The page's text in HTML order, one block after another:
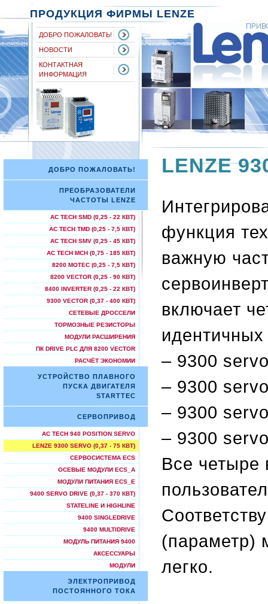
ПРОДУКЦИЯ ФИРМЫ LENZE
ДОБРО ПОЖАЛОВАТЬ!
НОВОСТИ
КОНТАКТНАЯ
ИНФОРМАЦИЯ
ДОБРО ПОЖАЛОВАТЬ!
ПРЕОБРАЗОВАТЕЛИ
ЧАСТОТЫ LENZE
AC TECH SMD (0,25 - 22 КВТ)
AC TECH TMD (0,25 - 7,5 КВТ)
AC TECH SMV (0,25 - 45 КВТ)
AC TECH МСН (0,75 - 185 КВТ)
8200 MOTEC (0,25 - 7,5 КВТ)
8200 VECTOR (0,25 - 90 КВТ)
8400 INVERTER (0,25 - 22 КВТ)
9300 VECTOR (0,37 - 400 КВТ)
СЕТЕВЫЕ ДРОССЕЛИ
ТОРМОЗНЫЕ РЕЗИСТОРЫ
МОДУЛИ РАСШИРЕНИЯ
ПК DRIVE PLC ДЛЯ 8200 VECTOR
РАСЧЁТ ЭКОНОМИИ
УСТРОЙСТВО ПЛАВНОГО
ПУСКА ДВИГАТЕЛЯ
STARTTEC
СЕРВОПРИВОД
AC TECH 940 POSITION SERVO
LENZE 9300 SERVO (0,37 - 75 КВТ)
СЕРВОСИСТЕМА ECS
ОСЕВЫЕ МОДУЛИ ECS_A
МОДУЛИ ПИТАНИЯ ECS_E
9400 SERVO DRIVE (0,37 - 370 КВТ)
STATELINE И HIGHLINE
9400 SINGLEDRIVE
9400 MULTIDRIVE
МОДУЛЬ ПИТАНИЯ 9400
АКСЕССУАРЫ
МОДУЛИ
ЭЛЕКТРОПРИВОД
ПОСТОЯННОГО ТОКА
LENZE
функция
важную
включает
– 9300
– 9300
– 9300
– 9300
Все четыре
(параметр)
легко.